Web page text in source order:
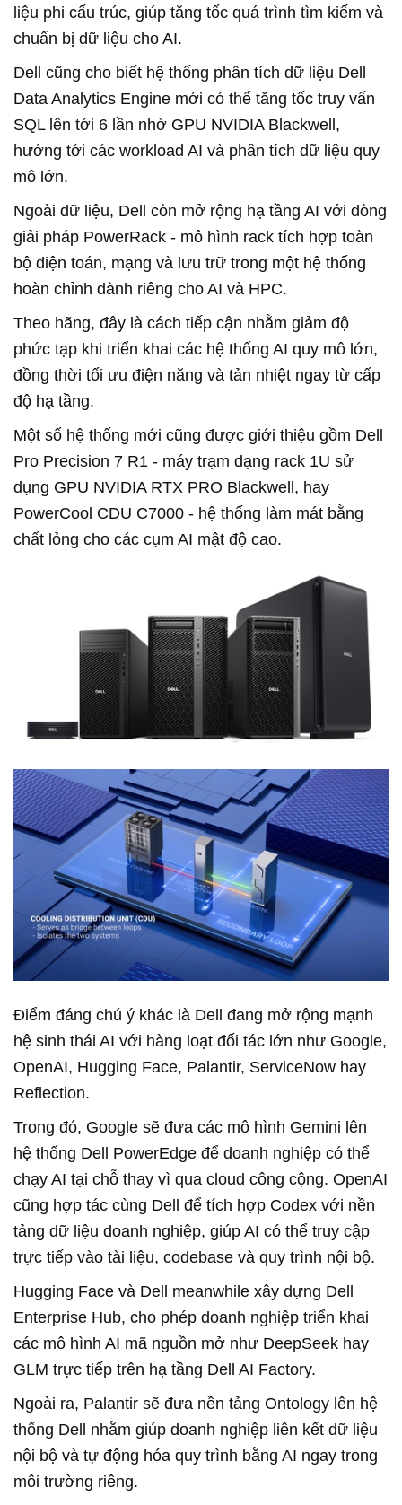
liệu phi cấu trúc, giúp tăng tốc quá trình tìm kiếm và
chuẩn bị dữ liệu cho AI.
Dell cũng cho biết hệ thống phân tích dữ liệu Dell
Data Analytics Engine mới có thể tăng tốc truy vấn
SQL lên tới 6 lần nhờ GPU NVIDIA Blackwell,
hướng tới các workload AI và phân tích dữ liệu quy
mô lớn.
Ngoài dữ liệu, Dell còn mở rộng hạ tầng AI với dòng
giải pháp PowerRack - mô hình rack tích hợp toàn
bộ điện toán, mạng và lưu trữ trong một hệ thống
hoàn chỉnh dành riêng cho AI và HPC.
Theo hãng, đây là cách tiếp cận nhằm giảm độ
phức tạp khi triển khai các hệ thống AI quy mô lớn,
đồng thời tối ưu điện năng và tản nhiệt ngay từ cấp
độ hạ tầng.
Một số hệ thống mới cũng được giới thiệu gồm Dell
Pro Precision 7 R1 - máy trạm dạng rack 1U sử
dụng GPU NVIDIA RTX PRO Blackwell, hay
PowerCool CDU C7000 - hệ thống làm mát bằng
chất lỏng cho các cụm AI mật độ cao.
Điểm đáng chú ý khác là Dell đang mở rộng mạnh
hệ sinh thái AI với hàng loạt đối tác lớn như Google,
OpenAI, Hugging Face, Palantir, ServiceNow hay
Reflection.
Trong đó, Google sẽ đưa các mô hình Gemini lên
hệ thống Dell PowerEdge để doanh nghiệp có thể
chạy AI tại chỗ thay vì qua cloud công cộng. OpenAI
cũng hợp tác cùng Dell để tích hợp Codex với nền
tảng dữ liệu doanh nghiệp, giúp AI có thể truy cập
trực tiếp vào tài liệu, codebase và quy trình nội bộ.
Hugging Face và Dell meanwhile xây dựng Dell
Enterprise Hub, cho phép doanh nghiệp triển khai
các mô hình AI mã nguồn mở như DeepSeek hay
GLM trực tiếp trên hạ tầng Dell AI Factory.
Ngoài ra, Palantir sẽ đưa nền tảng Ontology lên hệ
thống Dell nhằm giúp doanh nghiệp liên kết dữ liệu
nội bộ và tự động hóa quy trình bằng AI ngay trong
môi trường riêng.